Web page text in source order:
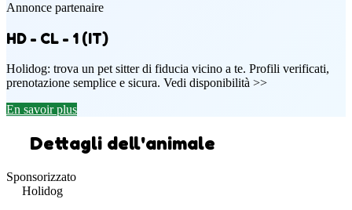
Annonce partenaire
HD - CL - 1 (IT)
Holidog: trova un pet sitter di fiducia vicino a te. Profili verificati,
prenotazione semplice e sicura. Vedi disponibilità >>
En savoir plus
Dettagli dell'animale
Sponsorizzato
Holidog